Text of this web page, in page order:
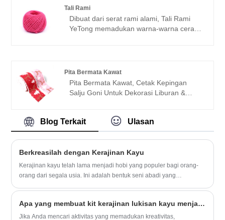
menampilkan ornamen bunga kayu yang
dirancang dengan rumit, ideal untuk
merayakan Hari Ibu, ulang tahun, dan
acara perayaan lainnya.
Tali Rami
Dibuat dari serat rami alami, Tali Rami
YeTong memadukan warna-warna cerah
kekuatan dan keandalan untuk berbagai
aplikasi.
Pita Bermata Kawat
Pita Bermata Kawat, Cetak Kepingan
Salju Goni Untuk Dekorasi Liburan &
Bahan: goni dengan kepingan salju cetak
Warna: Goni alami dengan cetakan
kepingan salju putih atau perak
Lebar: 6.3cm (tersedia dalam berbagai
proyek Anda)
Panjang: 5 yard, 10 yard (beberapa
panjang tersedia)
Blog Terkait Ulasan
Berkreasilah dengan Kerajinan Kayu
Kerajinan kayu telah lama menjadi hobi yang populer bagi orang-
orang dari segala usia. Ini adalah bentuk seni abadi yang
kayu menjadi semakin populer dalam beberapa tahun terakhir.
Namun selalu ada ruang untuk inovasi dan ide-ide baru dalam hal
Apa yang membuat kit kerajinan lukisan kayu menjadi perpaduan sempurna antara kreativitas dan kesenangan untuk anak -anak?
Jika Anda mencari aktivitas yang memadukan kreativitas,